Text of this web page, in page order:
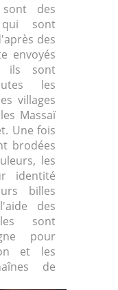
des
sont
des
envoyés
ils sont
les
villages
Massaï
Une fois
brodées
les
identité
billes
des
sont
pour
et les
de